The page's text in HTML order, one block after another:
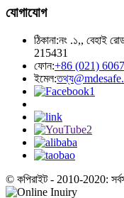
যোগাযোগ
ঠিকানা:নং .১,, বেহাই
215431
ফোন:+86 (021)
ইমেল:
© কপিরাইট - 2010-2020: